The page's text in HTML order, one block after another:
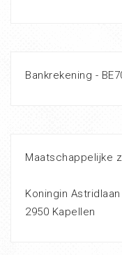
Bankrekening -
Maatschappelijke
Koningin Astridlaan
2950 Kapellen